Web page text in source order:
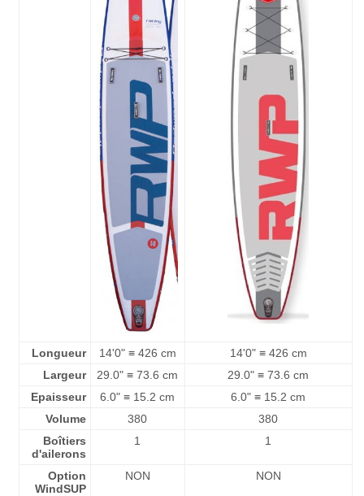
Longueur 14'0" ≡ 426 cm
14'0" ≡ 426 cm
Largeur
29.0" ≡ 73.6 cm
29.0" ≡ 73.6 cm
Epaisseur
6.0" ≡ 15.2 cm
6.0" ≡ 15.2 cm
Volume
380
380
Boîtiers
d'ailerons
1 1
Option
WindSUP
NON NON